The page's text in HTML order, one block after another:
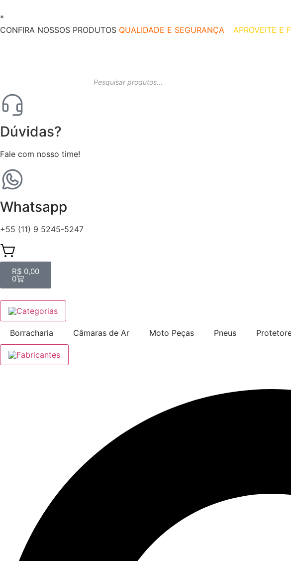
*
CONFIRA NOSSOS PRODUTOS QUALIDADE E SEGURANÇA APROVEITE E
Dúvidas?
Fale com nosso time!
Whatsapp
+55 (11) 9 5245-5247
R$ 0,00
0
Categorias
Borracharia Câmaras de Ar Moto Peças Pneus
Fabricantes